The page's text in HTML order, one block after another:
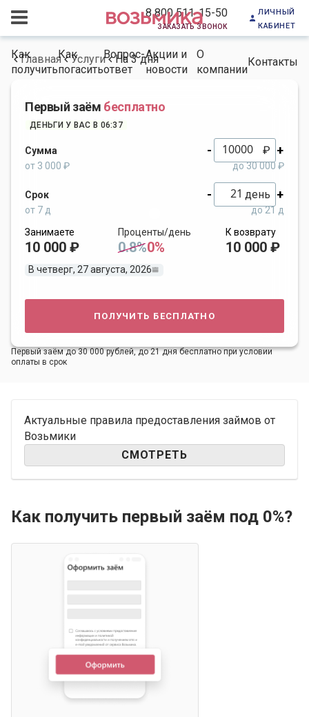
8 800 511-15-50
заказать звонок
личный
кабинет
Как
получить
Как
погасить
Вопрос-
ответ
Акции и
новости
О
компании
Контакты
Главная Услуги На 3 дня
Первый заём бесплатно
ДЕНЬГИ У ВАС В 06:37
Сумма - ₽ +
от 3 000 ₽ до 30 000 ₽
Срок - день +
от 7 д
до 21 д
Занимаете
10 000 ₽
Проценты/день
0.8%0%
К возврату
10 000 ₽
В четверг, 27 августа, 2026
получить бесплатно
Первый заём до 30 000 рублей, до 21 дня бесплатно при условии
оплаты в срок
Актуальные правила предоставления займов от
Возьмики
СМОТРЕТЬ
Как получить первый заём под 0%?